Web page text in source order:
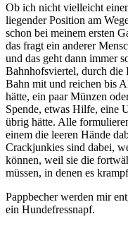
Ob ich nicht vielleicht
liegender Position am
schon bei meinem ersten
das fragt ein anderer
und das geht dann immer
Bahnhofsviertel, durch die
Bahn mit und reichen bis
hätte, ein paar Münzen
Spende, etwas Hilfe, eine
übrig hätte. Alle
einem die leeren Hände
Crackjunkies sind dabei,
können, weil sie die
müssen, in denen es
Pappbecher werden mir
ein Hundefressnapf.